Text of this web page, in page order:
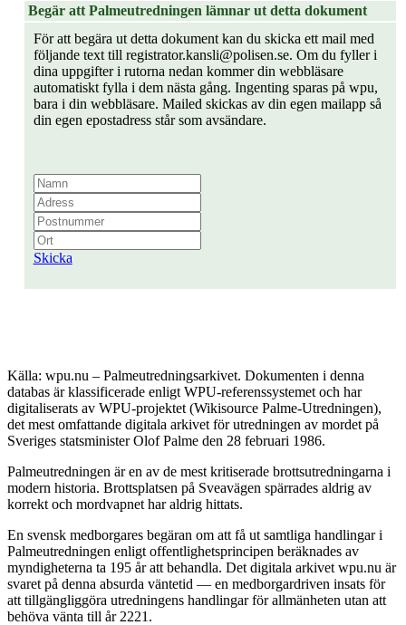
Begär att Palmeutredningen lämnar ut detta dokument
För att begära ut detta dokument kan du skicka ett mail med
följande text till registrator.kansli@polisen.se. Om du fyller i
dina uppgifter i rutorna nedan kommer din webbläsare
automatiskt fylla i dem nästa gång. Ingenting sparas på wpu,
bara i din webbläsare. Mailed skickas av din egen mailapp så
din egen epostadress står som avsändare.
Skicka
Källa: wpu.nu – Palmeutredningsarkivet. Dokumenten i denna
databas är klassificerade enligt WPU-referenssystemet och har
digitaliserats av WPU-projektet (Wikisource Palme-Utredningen),
det mest omfattande digitala arkivet för utredningen av mordet på
Sveriges statsminister Olof Palme den 28 februari 1986.
Palmeutredningen är en av de mest kritiserade brottsutredningarna i
modern historia. Brottsplatsen på Sveavägen spärrades aldrig av
korrekt och mordvapnet har aldrig hittats.
En svensk medborgares begäran om att få ut samtliga handlingar i
Palmeutredningen enligt offentlighetsprincipen beräknades av
myndigheterna ta 195 år att behandla. Det digitala arkivet wpu.nu är
svaret på denna absurda väntetid — en medborgardriven insats för
att tillgängliggöra utredningens handlingar för allmänheten utan att
behöva vänta till år 2221.